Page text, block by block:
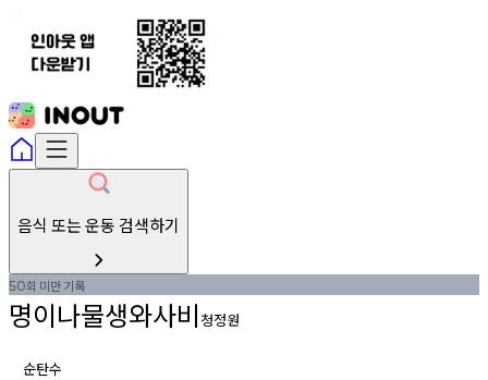
음식 또는 운동 검색하기
50회 미만기록
명이나물생와사비 청정원
순탄수